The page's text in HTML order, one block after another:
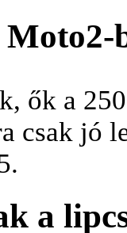
ők a
csak jó
a